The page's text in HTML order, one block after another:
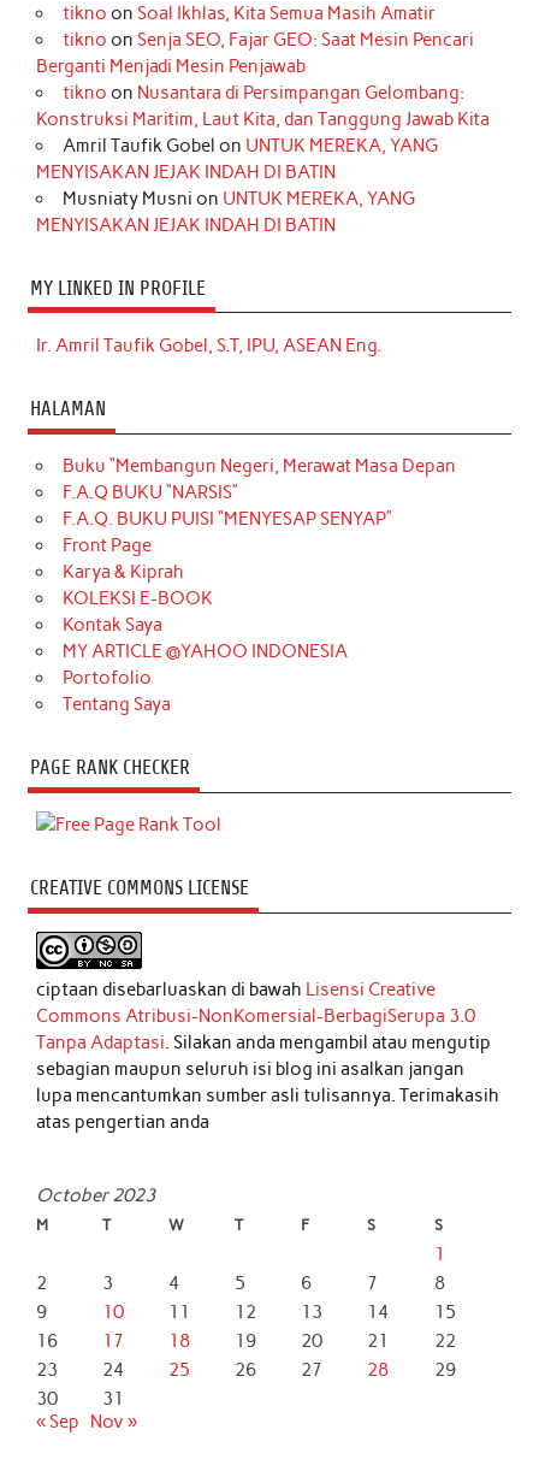
tikno on Soal Ikhlas, Kita Semua Masih Amatir
tikno on Senja SEO, Fajar GEO: Saat Mesin Pencari
Berganti Menjadi Mesin Penjawab
tikno on Nusantara di Persimpangan Gelombang:
Konstruksi Maritim, Laut Kita, dan Tanggung Jawab Kita
Amril Taufik Gobel on UNTUK MEREKA, YANG
MENYISAKAN JEJAK INDAH DI BATIN
Musniaty Musni on UNTUK MEREKA, YANG
MENYISAKAN JEJAK INDAH DI BATIN
MY LINKED IN PROFILE
Ir. Amril Taufik Gobel, S.T, IPU, ASEAN Eng.
HALAMAN
Buku “Membangun Negeri, Merawat Masa Depan
F.A.Q BUKU “NARSIS”
F.A.Q. BUKU PUISI “MENYESAP SENYAP”
Front Page
Karya & Kiprah
KOLEKSI E-BOOK
Kontak Saya
MY ARTICLE @YAHOO INDONESIA
Portofolio
Tentang Saya
PAGE RANK CHECKER
CREATIVE COMMONS LICENSE
ciptaan disebarluaskan di bawah Lisensi Creative
Commons Atribusi-NonKomersial-BerbagiSerupa 3.0
Tanpa Adaptasi. Silakan anda mengambil atau mengutip
sebagian maupun seluruh isi blog ini asalkan jangan
lupa mencantumkan sumber asli tulisannya. Terimakasih
atas pengertian anda
October 2023
M T W T F S S
1
2
3 4 5 6 7
8
9
10 11 12 13 14
15
16
17 18 19 20 21
22
23
24 25 26 27 28
29
30
31
« Sep
Nov »